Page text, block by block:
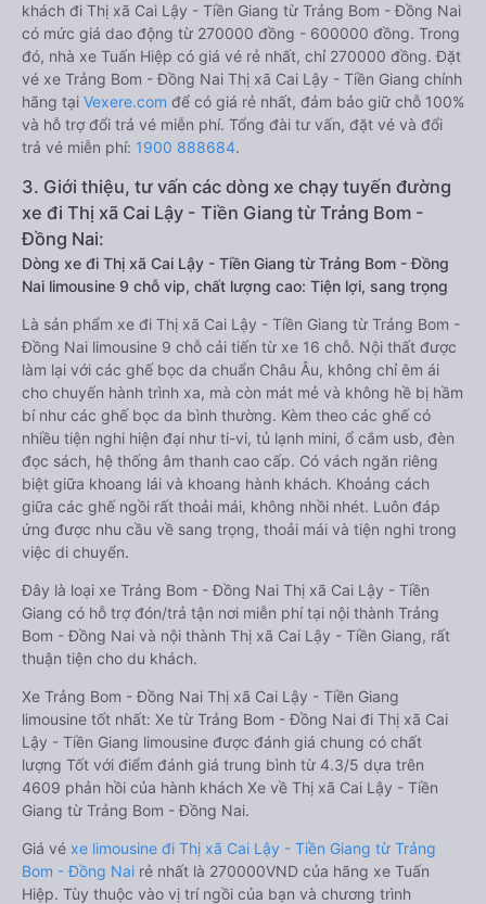
khách đi Thị xã Cai Lậy - Tiền Giang từ Trảng Bom - Đồng Nai
có mức giá dao động từ 270000 đồng - 600000 đồng. Trong
đó, nhà xe Tuấn Hiệp có giá vé rẻ nhất, chỉ 270000 đồng. Đặt
vé xe Trảng Bom - Đồng Nai Thị xã Cai Lậy - Tiền Giang chính
hãng tại Vexere.com để có giá rẻ nhất, đảm bảo giữ chỗ 100%
và hỗ trợ đổi trả vé miễn phí. Tổng đài tư vấn, đặt vé và đổi
trả vé miễn phí: 1900 888684.
3. Giới thiệu, tư vấn các dòng xe chạy tuyến đường
xe đi Thị xã Cai Lậy - Tiền Giang từ Trảng Bom -
Đồng Nai:
Dòng xe đi Thị xã Cai Lậy - Tiền Giang từ Trảng Bom - Đồng
Nai limousine 9 chỗ vip, chất lượng cao: Tiện lợi, sang trọng
Là sản phẩm xe đi Thị xã Cai Lậy - Tiền Giang từ Trảng Bom -
Đồng Nai limousine 9 chỗ cải tiến từ xe 16 chỗ. Nội thất được
làm lại với các ghế bọc da chuẩn Châu Âu, không chỉ êm ái
cho chuyến hành trình xa, mà còn mát mẻ và không hề bị hầm
bí như các ghế bọc da bình thường. Kèm theo các ghế có
nhiều tiện nghi hiện đại như ti-vi, tủ lạnh mini, ổ cắm usb, đèn
đọc sách, hệ thống âm thanh cao cấp. Có vách ngăn riêng
biệt giữa khoang lái và khoang hành khách. Khoảng cách
giữa các ghế ngồi rất thoải mái, không nhồi nhét. Luôn đáp
ứng được nhu cầu về sang trọng, thoải mái và tiện nghi trong
việc di chuyển.
Đây là loại xe Trảng Bom - Đồng Nai Thị xã Cai Lậy - Tiền
Giang có hỗ trợ đón/trả tận nơi miễn phí tại nội thành Trảng
Bom - Đồng Nai và nội thành Thị xã Cai Lậy - Tiền Giang, rất
thuận tiện cho du khách.
Xe Trảng Bom - Đồng Nai Thị xã Cai Lậy - Tiền Giang
limousine tốt nhất: Xe từ Trảng Bom - Đồng Nai đi Thị xã Cai
Lậy - Tiền Giang limousine được đánh giá chung có chất
lượng Tốt với điểm đánh giá trung bình từ 4.3/5 dựa trên
4609 phản hồi của hành khách Xe về Thị xã Cai Lậy - Tiền
Giang từ Trảng Bom - Đồng Nai.
Giá vé xe limousine đi Thị xã Cai Lậy - Tiền Giang từ Trảng
Bom - Đồng Nai rẻ nhất là 270000VND của hãng xe Tuấn
Hiệp. Tùy thuộc vào vị trí ngồi của bạn và chương trình